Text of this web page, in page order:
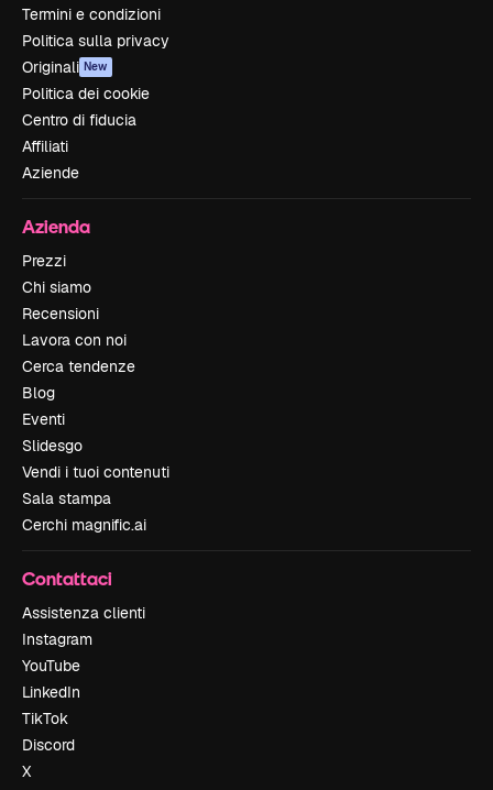
Termini e condizioni
Politica sulla privacy
Originali New
Politica dei cookie
Centro di fiducia
Affiliati
Aziende
Azienda
Prezzi
Chi siamo
Recensioni
Lavora con noi
Cerca tendenze
Blog
Eventi
Slidesgo
Vendi i tuoi contenuti
Sala stampa
Cerchi magnific.ai
Contattaci
Assistenza clienti
Instagram
YouTube
LinkedIn
TikTok
Discord
X